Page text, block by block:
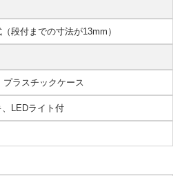
段付までの寸法が13mm）
ラスチックケース
LEDライト付